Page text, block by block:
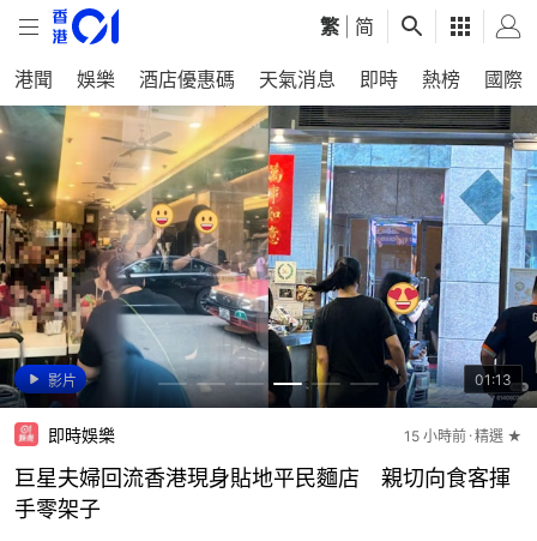
繁 简
港聞 娛樂 酒店優惠碼 天氣消息 即時 熱榜 國際
突發 4 小時前 精選 ★
將軍澳疑毒狗｜警帶狗主返現場調查 清潔工指去年
已現可疑粉末
社會新聞 2026-08-05 精選 ★
積金講e啲｜用「積金易」管理強積金更方便
即時國際 7 小時前 精選 ★
泰國校園槍擊7死15傷 倖存學生躲教室半小時：槍
手從教室旁走過
影片 01:13
即時娛樂 15 小時前 精選 ★
巨星夫婦回流香港現身貼地平民麵店 親切向食客揮
手零架子
影片 00:48
教煮 2026-08-06 精選 ★
70歲男不煙不酒患肝癌！醫揭保溫杯漏洗1位置生致
癌物+正確清洗法
即時中國 3 小時前 精選 ★
白海豚中心風力達15級料今晚移入東海 9日登陸浙
江福建沿海一帶